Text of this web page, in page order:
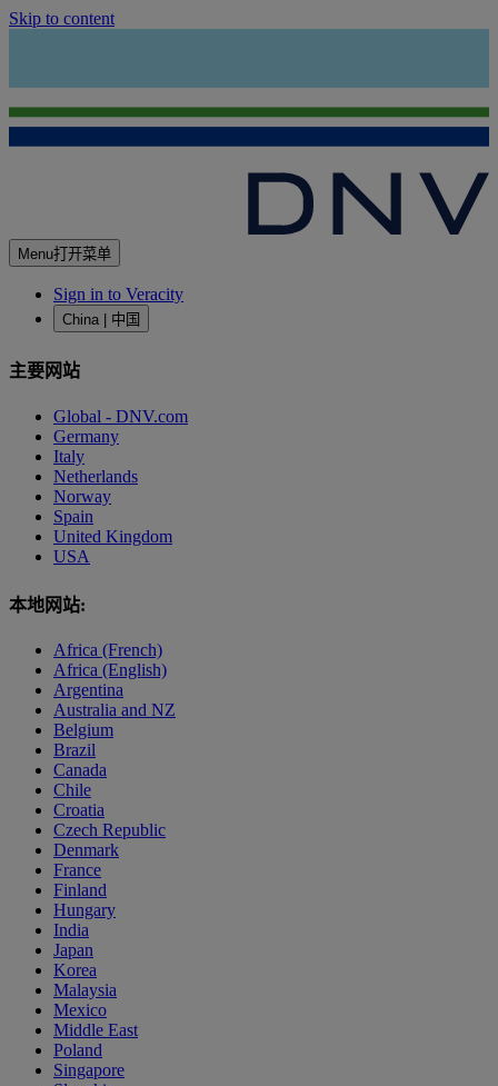
Skip to content
Menu打开菜单
Sign in to Veracity
China | 中国
主要网站
Global - DNV.com
Germany
Italy
Netherlands
Norway
Spain
United Kingdom
USA
本地网站:
Africa (French)
Africa (English)
Argentina
Australia and NZ
Belgium
Brazil
Canada
Chile
Croatia
Czech Republic
Denmark
France
Finland
Hungary
India
Japan
Korea
Malaysia
Mexico
Middle East
Poland
Singapore